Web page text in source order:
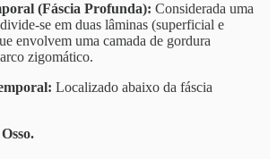
(Fáscia Profunda): Considerada uma
se em duas lâminas (superficial e
envolvem uma camada de gordura
zigomático.
Localizado abaixo da fáscia